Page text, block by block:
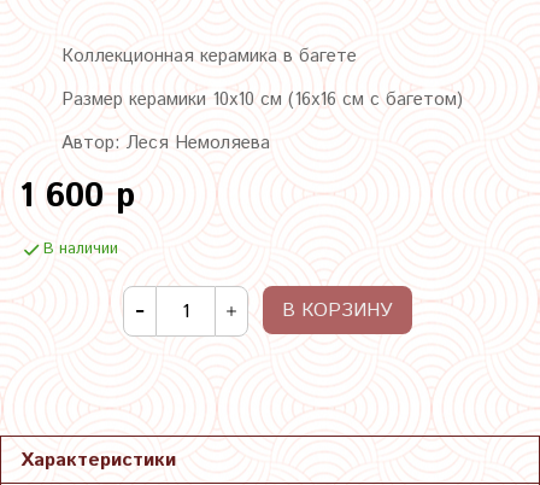
Коллекционная керамика в багете
Размер керамики 10х10 см (16х16 см с багетом)
Автор: Леся Немоляева
1 600 р
В наличии
В КОРЗИНУ
Характеристики